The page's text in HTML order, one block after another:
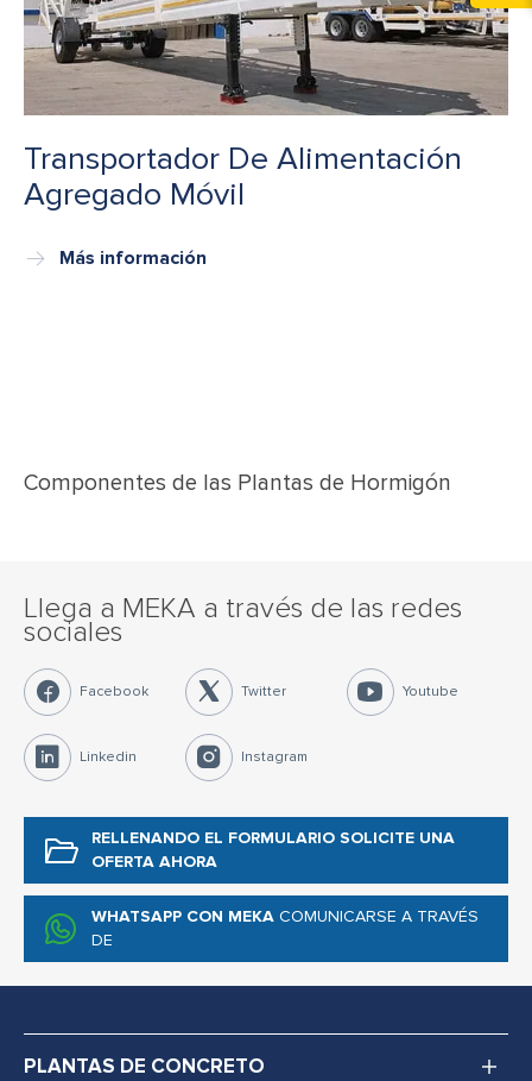
Transportador De Alimentación
Agregado Móvil
Más información
Componentes de las Plantas de Hormigón
Llega a MEKA a través de las redes
sociales
Facebook Twitter Youtube
Linkedin Instagram
RELLENANDO EL FORMULARIO SOLICITE UNA
OFERTA AHORA
WHATSAPP CON MEKA COMUNICARSE A TRAVÉS
DE
PLANTAS DE CONCRETO